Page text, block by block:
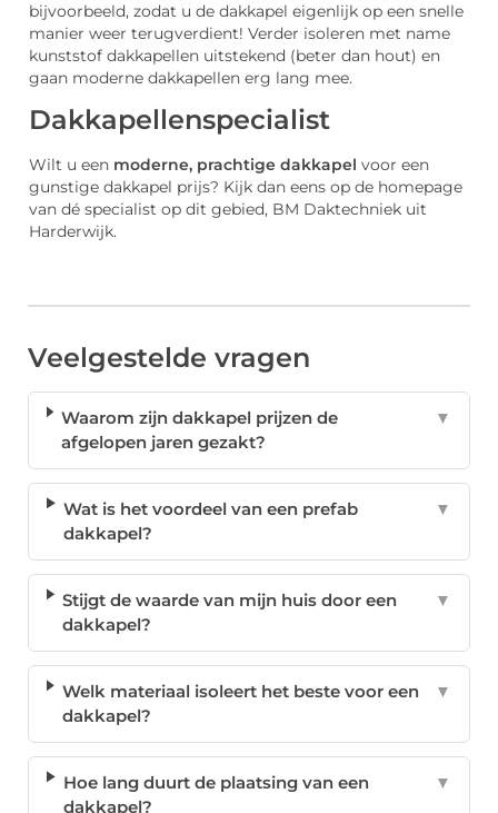
bijvoorbeeld, zodat u de dakkapel eigenlijk op een snelle
manier weer terugverdient! Verder isoleren met name
kunststof dakkapellen uitstekend (beter dan hout) en
gaan moderne dakkapellen erg lang mee.
Dakkapellenspecialist
Wilt u een moderne, prachtige dakkapel voor een
gunstige dakkapel prijs? Kijk dan eens op de homepage
van dé specialist op dit gebied, BM Daktechniek uit
Harderwijk.
Veelgestelde vragen
Waarom zijn dakkapel prijzen de
afgelopen jaren gezakt?
▼
Wat is het voordeel van een prefab
dakkapel?
▼
Stijgt de waarde van mijn huis door een
dakkapel?
▼
Welk materiaal isoleert het beste voor een
dakkapel?
▼
Hoe lang duurt de plaatsing van een
dakkapel?
▼